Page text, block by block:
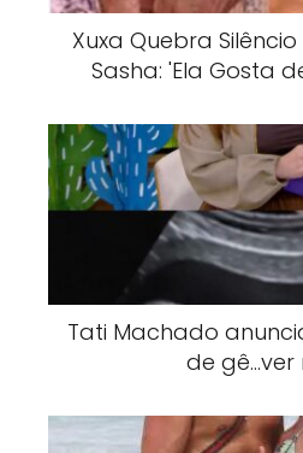
Xuxa Quebra
Sasha: 'Ela Gosta
Tati Machado
de gê…ver